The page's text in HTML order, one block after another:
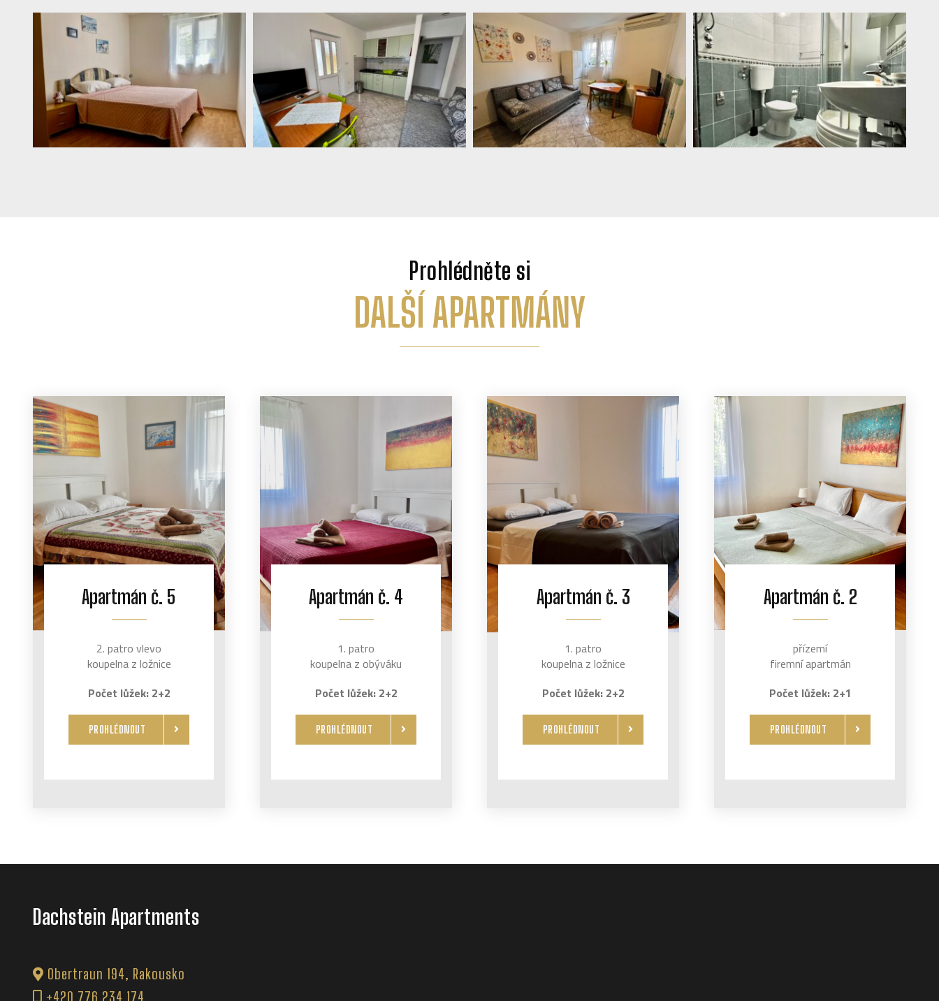
Prohlédněte si
DALŠÍ APARTMÁNY
Apartmán č. 5
2. patro vlevo
koupelna z ložnice
Počet lůžek: 2+2
PROHLÉDNOUT
Apartmán č. 4
1. patro
koupelna z obýváku
Počet lůžek: 2+2
PROHLÉDNOUT
Apartmán č. 3
1. patro
koupelna z ložnice
Počet lůžek: 2+2
PROHLÉDNOUT
Apartmán č. 2
přízemí
firemní apartmán
Počet lůžek: 2+1
PROHLÉDNOUT
Dachstein Apartments
Obertraun 194, Rakousko
+420 776 234 174